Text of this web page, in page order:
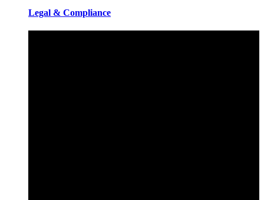
Legal & Compliance